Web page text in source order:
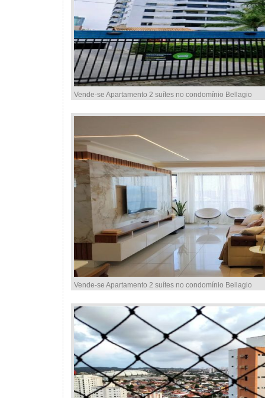
Vende-se Apartamento 2 suítes no condomínio Bellagio
Vende-se Apartamento 2 suítes no condomínio Bellagio